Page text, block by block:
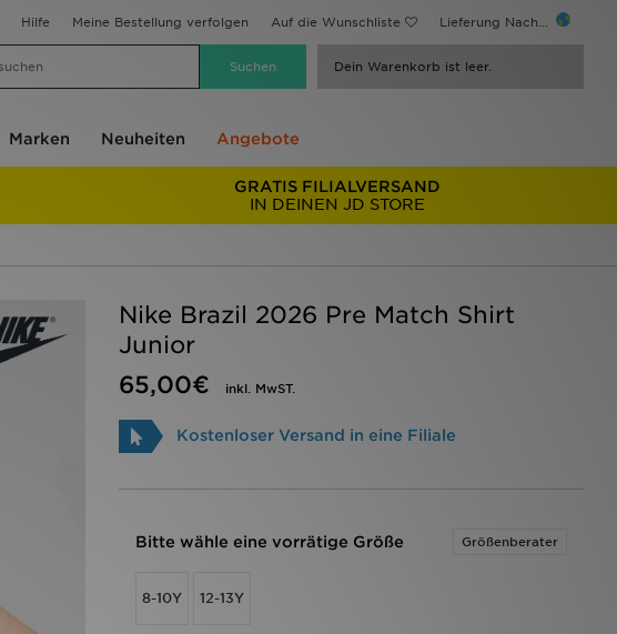
Hilfe Meine Bestellung verfolgen Auf die Wunschliste Lieferung Nach...
Dein Warenkorb ist leer.
Marken Neuheiten Angebote
GRATIS FILIALVERSAND
IN DEINEN JD STORE
Nike Brazil 2026 Pre Match Shirt
Junior
65,00€
inkl. MwST.
Kostenloser Versand in eine Filiale
Bitte wähle eine vorrätige Größe Größenberater
8-10Y 12-13Y